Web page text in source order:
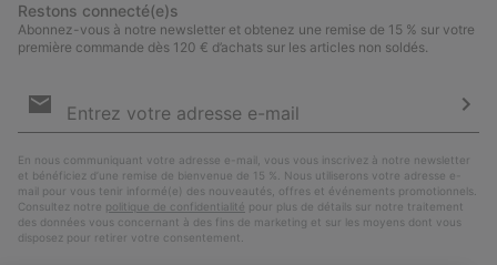
Restons connecté(e)s
Abonnez-vous à notre newsletter et obtenez une remise de 15 % sur votre
première commande dès 120 € d’achats sur les articles non soldés.
par
En nous communiquant votre adresse e-mail, vous vous inscrivez à notre newsletter
et bénéficiez d’une remise de bienvenue de 15 %. Nous utiliserons votre adresse e-
mail pour vous tenir informé(e) des nouveautés, offres et événements promotionnels.
Consultez notre politique de confidentialité pour plus de détails sur notre traitement
des données vous concernant à des fins de marketing et sur les moyens dont vous
disposez pour retirer votre consentement.